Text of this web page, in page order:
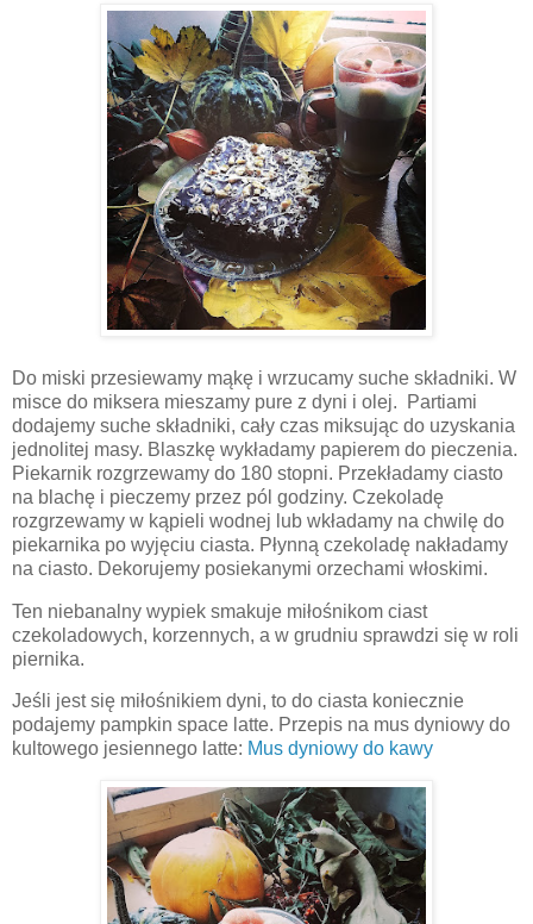
Do miski przesiewamy mąkę i wrzucamy suche składniki. W
misce do miksera mieszamy pure z dyni i olej.
Partiami
dodajemy suche składniki, cały czas miksując do uzyskania
jednolitej masy. Blaszkę wykładamy papierem do pieczenia.
Piekarnik rozgrzewamy do 180 stopni. Przekładamy ciasto
na blachę i pieczemy przez pól godziny. Czekoladę
rozgrzewamy w kąpieli wodnej lub wkładamy na chwilę do
piekarnika po wyjęciu ciasta. Płynną czekoladę nakładamy
na ciasto. Dekorujemy posiekanymi orzechami włoskimi.
Ten niebanalny wypiek smakuje miłośnikom ciast
czekoladowych, korzennych, a w grudniu sprawdzi się w roli
piernika.
Jeśli jest się miłośnikiem dyni, to do ciasta koniecznie
podajemy pampkin space latte. Przepis na mus dyniowy do
kultowego jesiennego latte: Mus dyniowy do kawy